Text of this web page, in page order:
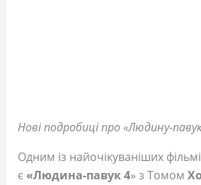
Нові подробиці про «Людину-
Одним із найочікуваніших
є «Людина-павук 4» з Томом